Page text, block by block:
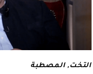
التخت,المصطبة